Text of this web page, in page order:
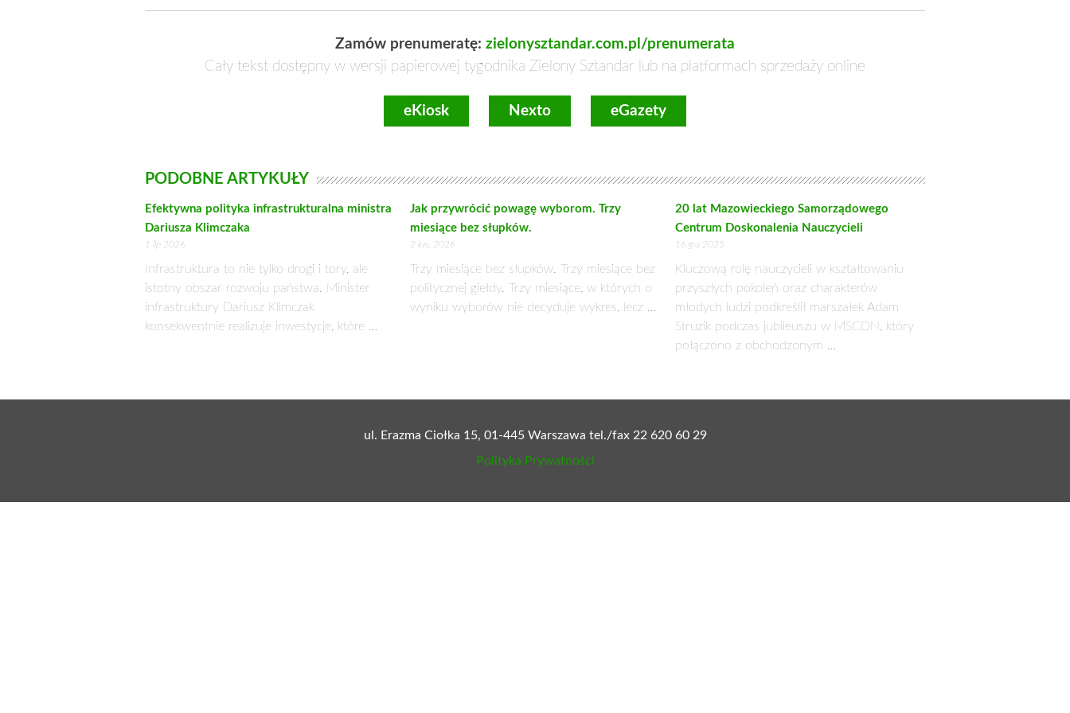
Zamów prenumeratę: zielonysztandar.com.pl/prenumerata
Cały tekst dostępny w wersji papierowej tygodnika Zielony Sztandar lub na platformach sprzedaży online
eKiosk Nexto eGazety
PODOBNE ARTYKUŁY
Efektywna polityka infrastrukturalna ministra
Dariusza Klimczaka
1 lip 2026
Infrastruktura to nie tylko drogi i tory, ale
istotny obszar rozwoju państwa. Minister
infrastruktury Dariusz Klimczak
konsekwentnie realizuje inwestycje, które …
Jak przywrócić powagę wyborom. Trzy
miesiące bez słupków.
2 kw. 2026
Trzy miesiące bez słupków. Trzy miesiące bez
politycznej giełdy. Trzy miesiące, w których o
wyniku wyborów nie decyduje wykres, lecz …
20 lat Mazowieckiego Samorządowego
Centrum Doskonalenia Nauczycieli
16 gru 2025
Kluczową rolę nauczycieli w kształtowaniu
przyszłych pokoleń oraz charakterów
młodych ludzi podkreślił marszałek Adam
Struzik podczas jubileuszu w MSCDN, który
połączono z obchodzonym …
ul. Erazma Ciołka 15, 01-445 Warszawa tel./fax 22 620 60 29
Polityka Prywatności